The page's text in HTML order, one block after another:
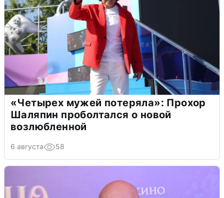
«Четырех мужей потеряла»: Прохор
Шаляпин проболтался о новой
возлюбленной
6 августа 58